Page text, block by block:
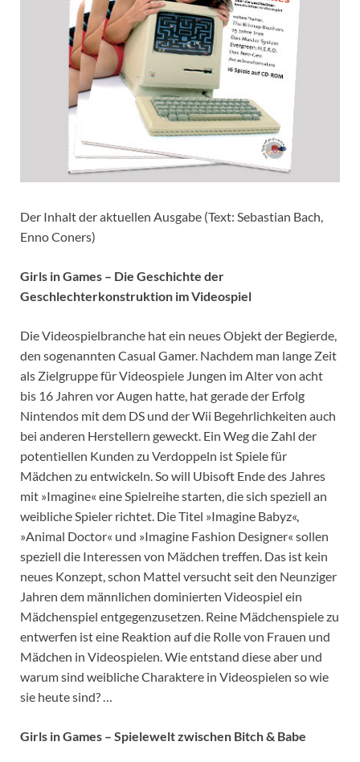
Der Inhalt der aktuellen Ausgabe (Text: Sebastian Bach,
Enno Coners)
Girls in Games – Die Geschichte der
Geschlechterkonstruktion im Videospiel
Die Videospielbranche hat ein neues Objekt der Begierde,
den sogenannten Casual Gamer. Nachdem man lange Zeit
als Zielgruppe für Videospiele Jungen im Alter von acht
bis 16 Jahren vor Augen hatte, hat gerade der Erfolg
Nintendos mit dem DS und der Wii Begehrlichkeiten auch
bei anderen Herstellern geweckt. Ein Weg die Zahl der
potentiellen Kunden zu Verdoppeln ist Spiele für
Mädchen zu entwickeln. So will Ubisoft Ende des Jahres
mit »Imagine« eine Spielreihe starten, die sich speziell an
weibliche Spieler richtet. Die Titel »Imagine Babyz«,
»Animal Doctor« und »Imagine Fashion Designer« sollen
speziell die Interessen von Mädchen treffen. Das ist kein
neues Konzept, schon Mattel versucht seit den Neunziger
Jahren dem männlichen dominierten Videospiel ein
Mädchenspiel entgegenzusetzen. Reine Mädchenspiele zu
entwerfen ist eine Reaktion auf die Rolle von Frauen und
Mädchen in Videospielen. Wie entstand diese aber und
warum sind weibliche Charaktere in Videospielen so wie
sie heute sind? …
Girls in Games – Spielewelt zwischen Bitch & Babe